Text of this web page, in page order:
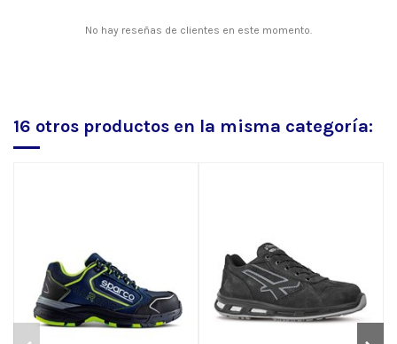
No hay reseñas de clientes en este momento.
16 otros productos en la misma categoría: